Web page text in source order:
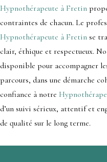
Hypnothérapeute à Fretin
contraintes de chacun. Le
Hypnothérapeute à Fretin se
clair, éthique et respectueux.
disponible pour accompagner
parcours, dans une démarche
confiance à notre
d’un suivi sérieux, attentif et
de qualité sur le long terme.